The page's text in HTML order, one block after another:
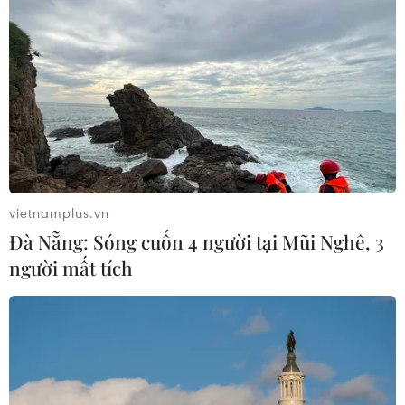
CƠ QUAN CHỦ QUẢN: THÔNG TẤN XÃ VIỆT NAM
Tổng Biên tập: TRẦN TIẾN DUẨN
Phó Tổng Biên tập: NGUYỄN THỊ TÁM, KHÚC THANH
THỦY
Quy định sử dụng
Hỗ trợ
Ngôn ngữ
vietnamplus.vn
Đà Nẵng: Sóng cuốn 4 người tại Mũi Nghê, 3
người mất tích